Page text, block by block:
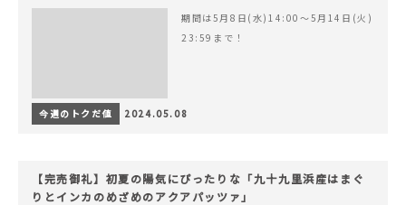
期間は5月8日(水)14:00〜5月14日(火)
23:59まで！
今週のトクだ値 2024.05.08
【完売御礼】初夏の陽気にぴったりな「九十九里浜産はまぐ
りとインカのめざめのアクアパッツァ」